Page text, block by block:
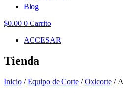
Blog
$0.00 0 Carrito
ACCESAR
Tienda
Inicio /Equipo de Corte /Oxicorte /